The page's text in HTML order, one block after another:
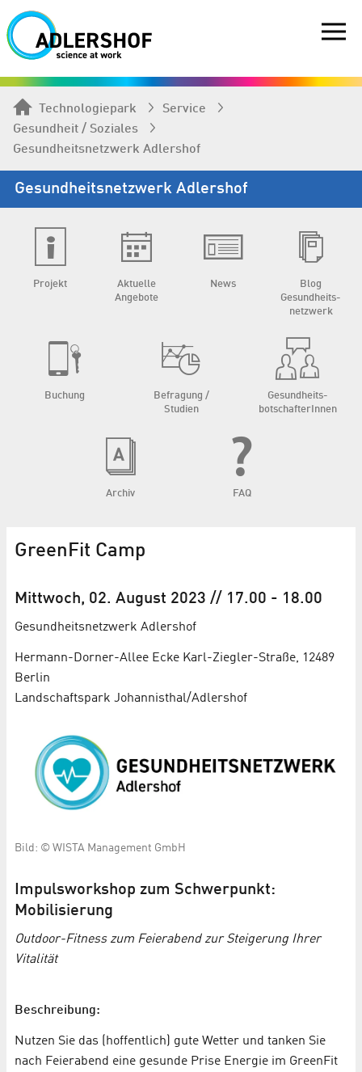
Technologiepark
Service
Gesundheit / Soziales
Gesundheits­netzwerk Adlershof
Gesundheits­netzwerk Adlershof
Projekt
Aktuelle
Angebote
News
Blog
Gesundheits­
netzwerk
Buchung
Befragung /
Studien
Gesundheits­
botschafterInnen
Archiv FAQ
GreenFit Camp
Mittwoch, 02. August 2023 // 17.00 - 18.00
Gesundheits­netzwerk Adlershof
Hermann-Dorner-Allee Ecke Karl-Ziegler-Straße, 12489
Berlin
Landschaftspark Johannisthal/Adlershof
Bild: © WISTA Management GmbH
Impulsworkshop zum Schwerpunkt:
Mobilisierung
Outdoor-Fitness zum Feierabend zur Steigerung Ihrer
Vitalität
Beschreibung:
Nutzen Sie das (hoffentlich) gute Wetter und tanken Sie
nach Feierabend eine gesunde Prise Energie im GreenFit